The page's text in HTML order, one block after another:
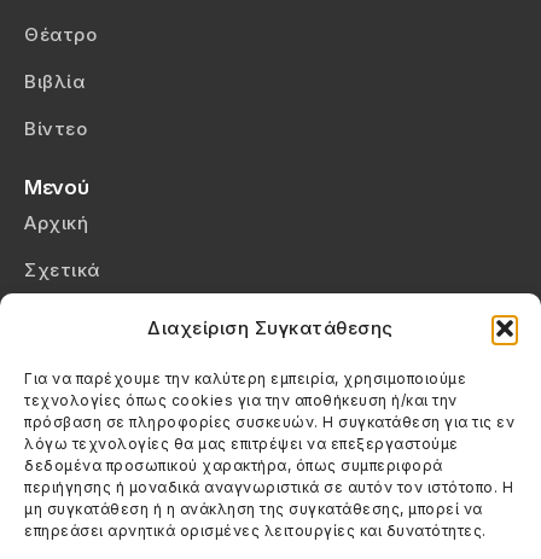
Διαχείριση Συγκατάθεσης
Για να παρέχουμε την καλύτερη εμπειρία, χρησιμοποιούμε
τεχνολογίες όπως cookies για την αποθήκευση ή/και την
πρόσβαση σε πληροφορίες συσκευών. Η συγκατάθεση για τις εν
λόγω τεχνολογίες θα μας επιτρέψει να επεξεργαστούμε
δεδομένα προσωπικού χαρακτήρα, όπως συμπεριφορά
περιήγησης ή μοναδικά αναγνωριστικά σε αυτόν τον ιστότοπο. Η
μη συγκατάθεση ή η ανάκληση της συγκατάθεσης, μπορεί να
επηρεάσει αρνητικά ορισμένες λειτουργίες και δυνατότητες.
Θέατρο
Βιβλία
Βίντεο
Μενού
Αρχική
Σχετικά
Πολιτική Cookies (ΕΕ)
Στοιχεία Επικοινωνίας
Καλεσέ μας
(+30) 6974123481